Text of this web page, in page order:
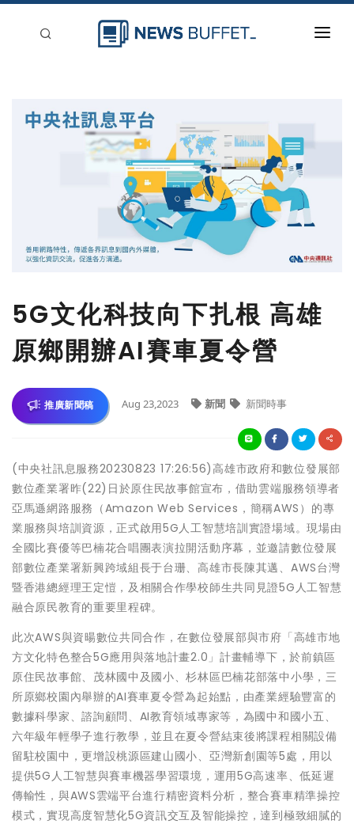
5G文化科技向下扎根 高雄
原鄉開辦AI賽車夏令營
推廣新聞稿 Aug 23,2023 新聞 新聞時事
(中央社訊息服務20230823 17:26:56)高雄市政府和數位發展部
數位產業署昨(22)日於原住民故事館宣布，借助雲端服務領導者
亞馬遜網路服務（Amazon Web Services，簡稱AWS）的專
業服務與培訓資源，正式啟用5G人工智慧培訓實證場域。現場由
全國比賽優等巴楠花合唱團表演拉開活動序幕，並邀請數位發展
部數位產業署新興跨域組長于台珊、高雄市長陳其邁、AWS台灣
暨香港總經理王定愷，及相關合作學校師生共同見證5G人工智慧
融合原民教育的重要里程碑。
此次AWS與資暘數位共同合作，在數位發展部與市府「高雄市地
方文化特色整合5G應用與落地計畫2.0」計畫輔導下，於前鎮區
原住民故事館、茂林國中及國小、杉林區巴楠花部落中小學，三
所原鄉校園內舉辦的AI賽車夏令營為起始點，由產業經驗豐富的
數據科學家、諮詢顧問、AI教育領域專家等，為國中和國小五、
六年級年輕學子進行教學，並且在夏令營結束後將課程相關設備
留駐校園中，更增設桃源區建山國小、亞灣新創園等5處，用以
提供5G人工智慧與賽車機器學習環境，運用5G高速率、低延遲
傳輸性，與AWS雲端平台進行精密資料分析，整合賽車精準操控
模式，實現高度智慧化5G資訊交互及智能操控，達到極致細膩的